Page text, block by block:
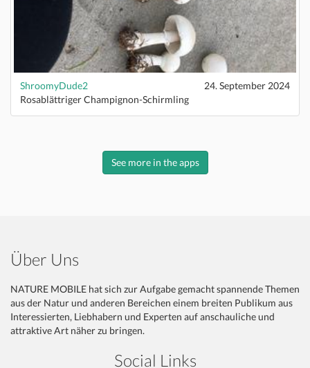
ShroomyDude2
24. September 2024
Rosablättriger Champignon-Schirmling
See more in the apps
Über Uns
NATURE MOBILE hat sich zur Aufgabe gemacht spannende Themen
aus der Natur und anderen Bereichen einem breiten Publikum aus
Interessierten, Liebhabern und Experten auf anschauliche und
attraktive Art näher zu bringen.
Social Links